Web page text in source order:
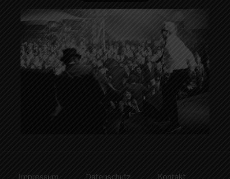
Impressum Datenschutz Kontakt